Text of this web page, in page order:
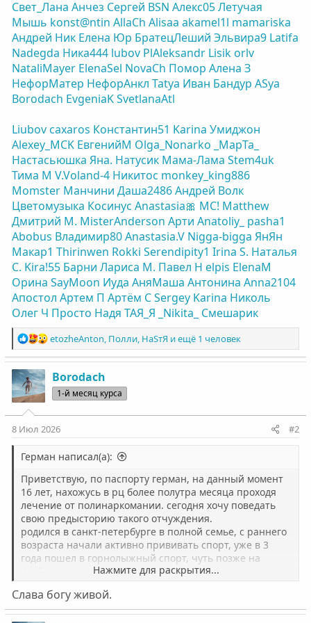
Свет_Лана Анчез Сергей BSN Алекс05Летучая
Мышь konst@ntin AllaCh Alisaa akamel1l mamariska
Андрей Ник Елена Юр БратецЛеший Эльвира9 Latifa
Nadegda Ника444 lubov PlAleksandr Lisikorlv
NataliMayer ElenaSel NovaCh Помор Алена З
НефорМатер НефорАнкл Tatya Иван Бандур ASya
Borodach EvgeniaKSvetlanaAtl
Liubovcaxaros Константин51 Karinа Умиджон
Alexey_MCK ЕвгенийM Olga_Nonarko _MapTa_
Настасьюшка Яна. Натусик Мама-Лама Stem4uk
Тима М V.Voland-4 Никитос monkey_king886
Momster Манчини Даша2486Андрей Волк
Цветомузыка Косинус Anastasia🎀 МС! Matthew
Дмитрий М. MisterAnderson Арти Anatoliy_ pasha1
Abobus Владимир80Anastasia.V Nigga-bigga ЯнЯн
Макар1 Thirinwen Rokki Serendipity1 Irina S. Наталья
С. Kira!55 Барни Лариса М. Павел Н elpis ElenaM
Орина SayMoon Иуда АняМаша Антонина Anna2104
Апостол Артем П Артём СSergey Karinа Николь
Олег Ч Просто Надя ТАЯ_Я _Nikita_ Смешарик
Р
е
а
ц
и
и
:
etozheAnton, Полли, НаSтЯ и ещё 1 человек
Borodach
1-й месяц курса
8 Июл 2026 #2
Герман написал(а):
Приветствую, по паспорту герман, на данный момент
16 лет, нахожусь в рц более полутра месяца проходя
лечение от полинаркомании. сегодня хочу поведать
свою предысторию такого отчуждения.
родился в санкт-петербурге в полной семье, с раннего
возраста начали активно прививать спорт, уже в 3
года пошел в горнолыжный спорт, чуть позже на
футбол, параллельно занимаясь в различных кружках,
что в том числе выражаю им большую благодарность.
поступил в начальную школу, и начал с растущей
Нажмите для раскрытия...
Слава богу живой.